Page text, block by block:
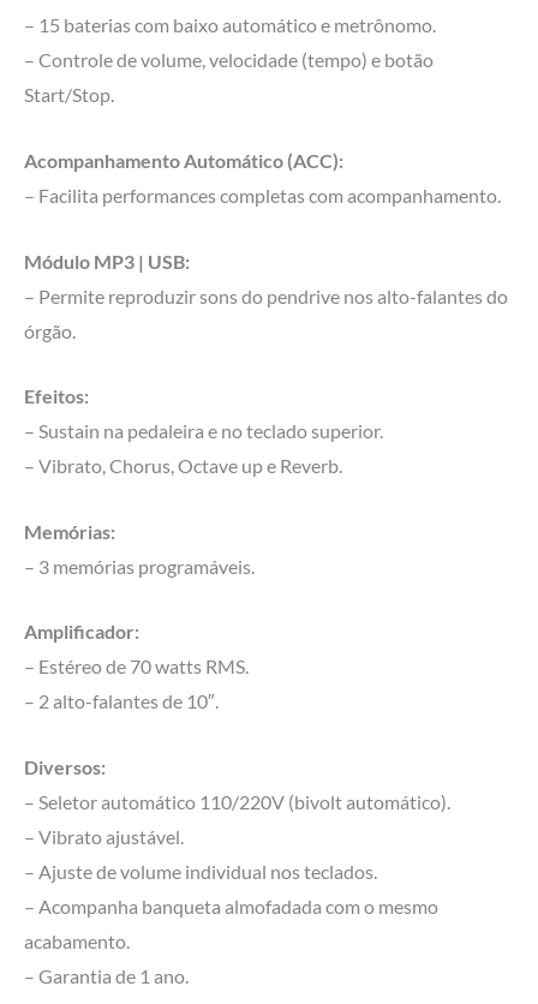
– 15 baterias com baixo automático e metrônomo.
– Controle de volume, velocidade (tempo) e botão
Start/Stop.
Acompanhamento Automático (ACC):
– Facilita performances completas com acompanhamento.
Módulo MP3 | USB:
– Permite reproduzir sons do pendrive nos alto-falantes do
órgão.
Efeitos:
– Sustain na pedaleira e no teclado superior.
– Vibrato, Chorus, Octave up e Reverb.
Memórias:
– 3 memórias programáveis.
Amplificador:
– Estéreo de 70 watts RMS.
– 2 alto-falantes de 10″.
Diversos:
– Seletor automático 110/220V (bivolt automático).
– Vibrato ajustável.
– Ajuste de volume individual nos teclados.
– Acompanha banqueta almofadada com o mesmo
acabamento.
– Garantia de 1 ano.